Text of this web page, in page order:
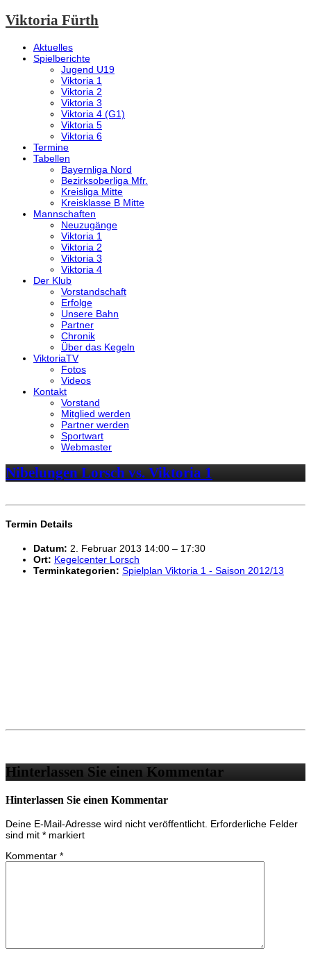
Viktoria Fürth
Aktuelles
Spielberichte
Jugend U19
Viktoria 1
Viktoria 2
Viktoria 3
Viktoria 4 (G1)
Viktoria 5
Viktoria 6
Termine
Tabellen
Bayernliga Nord
Bezirksoberliga Mfr.
Kreisliga Mitte
Kreisklasse B Mitte
Mannschaften
Neuzugänge
Viktoria 1
Viktoria 2
Viktoria 3
Viktoria 4
Der Klub
Vorstandschaft
Erfolge
Unsere Bahn
Partner
Chronik
Über das Kegeln
ViktoriaTV
Fotos
Videos
Kontakt
Vorstand
Mitglied werden
Partner werden
Sportwart
Webmaster
Nibelungen Lorsch vs. Viktoria 1
Termin Details
Datum: 2. Februar 2013 14:00 – 17:30
Ort: Kegelcenter Lorsch
Terminkategorien: Spielplan Viktoria 1 - Saison 2012/13
Hinterlassen Sie einen Kommentar
Hinterlassen Sie einen Kommentar
Deine E-Mail-Adresse wird nicht veröffentlicht. Erforderliche Felder
sind mit * markiert
Kommentar *